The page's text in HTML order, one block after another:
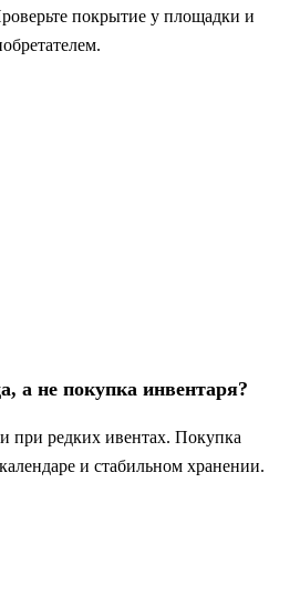
покрытие у площадки и
а не покупка инвентаря?
при редких ивентах. Покупка
и стабильном хранении.